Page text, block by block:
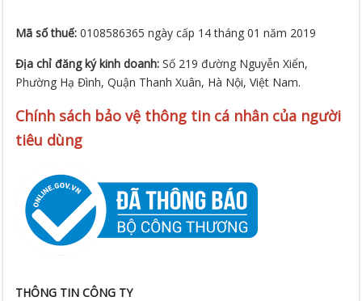
Mã số thuế:0108586365 ngày cấp 14 tháng 01 năm 2019
Địa chỉ đăng ký kinh doanh:Số 219 đường Nguyễn Xiển,
Phường Hạ Đình, Quận Thanh Xuân, Hà Nội, Việt Nam.
Chính sách bảo vệ thông tin cá nhân của người
tiêu dùng
THÔNG TIN CÔNG TY